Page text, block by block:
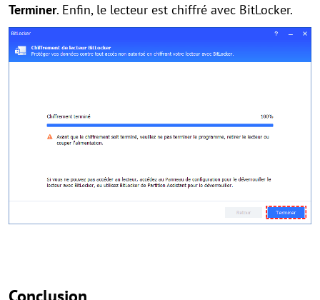
Terminer. Enfin, le lecteur est chiffré avec BitLocker.